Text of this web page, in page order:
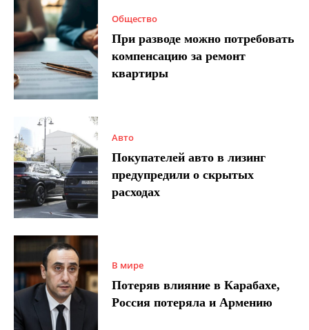
Общество
При разводе можно потребовать
компенсацию за ремонт
квартиры
Авто
Покупателей авто в лизинг
предупредили о скрытых
расходах
В мире
Потеряв влияние в Карабахе,
Россия потеряла и Армению